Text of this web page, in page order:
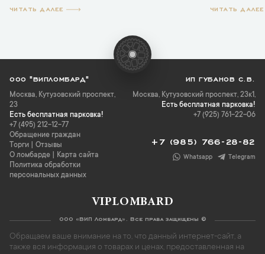
ЧИТАТЬ ДАЛЕЕ ЧИТАТЬ ДАЛЕЕ
ООО "ВИПЛОМБАРД"
Москва, Кутузовский проспект,
23
Есть бесплатная парковка!
+7 (495) 212-12-77
Обращение граждан
Торги
Отзывы
О ломбарде
Карта сайта
Политика обработки
персональных данных
ИП ГУБАНОВ С.В.
Москва, Кутузовский проспект, 23к1,
Есть бесплатная парковка!
+7 (925) 761-22-06
+7 (985) 766-28-82
Whatsapp Telegram
VIPLOMBARD
ООО «ВИП Ломбард». Все права защищены ©
Обращаем ваше внимание на то, что данный интернет-сайт, а
также вся информация о товарах и ценах, предоставленная на